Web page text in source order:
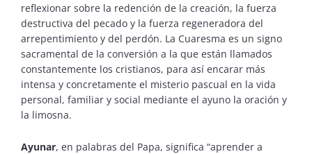
reflexionar sobre la redención de la creación, la fuerza
destructiva del pecado y la fuerza regeneradora del
arrepentimiento y del perdón. La Cuaresma es un signo
sacramental de la conversión a la que están llamados
constantemente los cristianos, para así encarar más
intensa y concretamente el misterio pascual en la vida
personal, familiar y social mediante el ayuno la oración y
la limosna.
Ayunar, en palabras del Papa, significa “aprender a